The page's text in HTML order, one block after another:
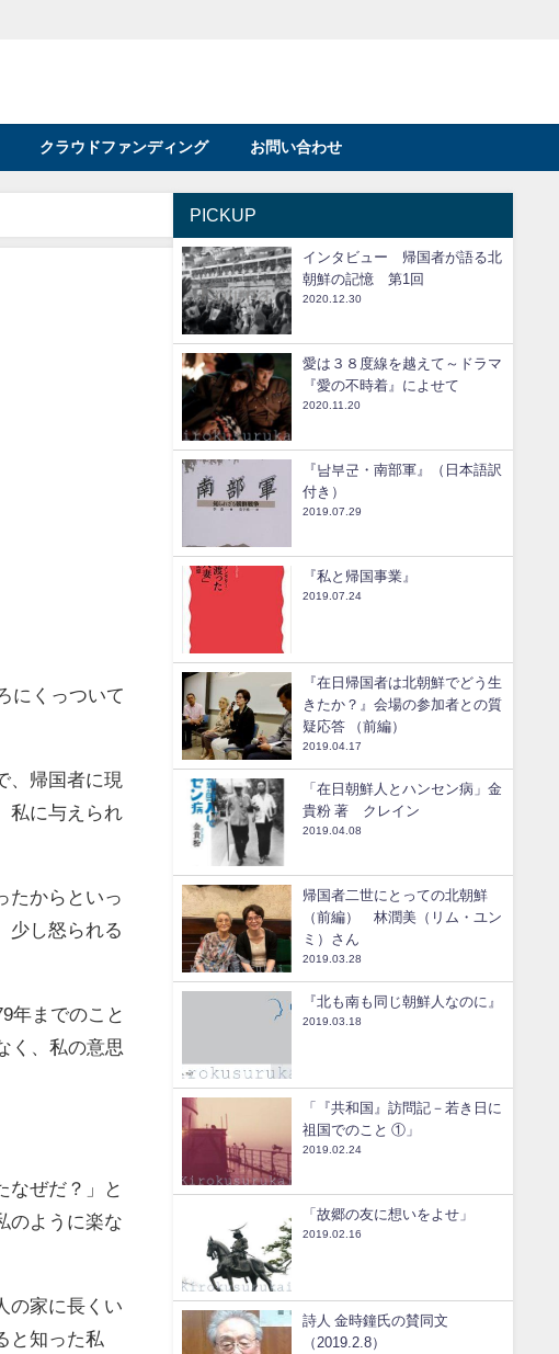
クラウドファンディング お問い合わせ
にくっついて
、帰国者に現
私に与えられ
たからといっ
少し怒られる
年までのこと
く、私の意思
なぜだ？」と
のように楽な
の家に長くい
と知った私
PICKUP
インタビュー 帰国者が語る北
朝鮮の記憶 第1回
2020.12.30
愛は３８度線を越えて～ドラマ
『愛の不時着』によせて
2020.11.20
『남부군・南部軍』（日本語訳
付き）
2019.07.29
『私と帰国事業』
2019.07.24
『在日帰国者は北朝鮮でどう生
きたか？』会場の参加者との質
疑応答 （前編）
2019.04.17
「在日朝鮮人とハンセン病」金
貴粉 著 クレイン
2019.04.08
帰国者二世にとっての北朝鮮
（前編） 林潤美（リム・ユン
ミ）さん
2019.03.28
『北も南も同じ朝鮮人なのに』
2019.03.18
「『共和国』訪問記－若き日に
祖国でのこと ①」
2019.02.24
「故郷の友に想いをよせ」
2019.02.16
詩人 金時鐘氏の賛同文
（2019.2.8）